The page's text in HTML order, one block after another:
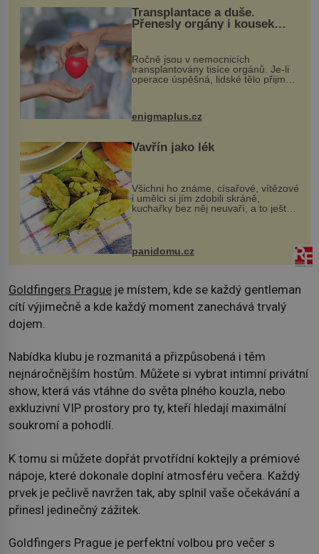
Transplantace a duše.
Přenesly orgány i kousek
Ročně jsou v nemocnicích
transplantovány tisíce orgánů. Je-li
operace úspěšná, lidské tělo přijme
enigmaplus.cz
Vavřín jako lék
Všichni ho známe, císařové, vítězové
i umělci si jím zdobili skráně,
kuchařky bez něj neuvaří, a to ještě
nevíte, že bobkový list může výrazně
zmírnit některé naše neduhy.
Obsahuje v malém množství ně...
panidomu.cz
Goldfingers Prague je místem, kde se každý gentleman
cítí výjimečně a kde každý moment zanechává trvalý
dojem.
Nabídka klubu je rozmanitá a přizpůsobená i těm
nejnáročnějším hostům. Můžete si vybrat intimní privátní
show, která vás vtáhne do světa plného kouzla, nebo
exkluzivní VIP prostory pro ty, kteří hledají maximální
soukromí a pohodlí.
K tomu si můžete dopřát prvotřídní koktejly a prémiové
nápoje, které dokonale doplní atmosféru večera. Každý
prvek je pečlivě navržen tak, aby splnil vaše očekávání a
přinesl jedinečný zážitek.
Goldfingers Prague je perfektní volbou pro večer s